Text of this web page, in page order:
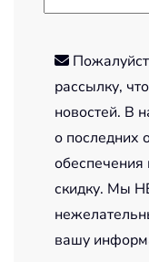
рассылку,
новостей. В
о последних
обеспечения
скидку. Мы
вашу